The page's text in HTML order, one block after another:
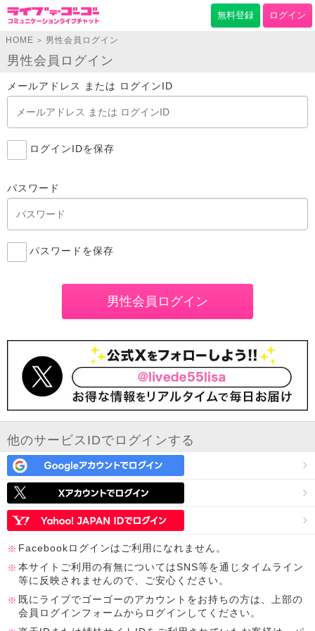
無料登録 ログイン
HOME > 男性会員ログイン
男性会員ログイン
メールアドレス または ログインID
ログインIDを保存
パスワード
パスワードを保存
他のサービスIDでログインする
Facebookログインはご利用になれません。
本サイトご利用の有無についてはSNS等を通じタイムライン
等に反映されませんので、ご安心ください。
既にライブでゴーゴーのアカウントをお持ちの方は、上部の
会員ログインフォームからログインしてください。